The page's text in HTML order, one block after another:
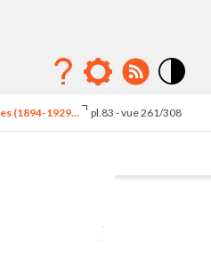
élévé
(1894-1929... pl.83 - vue 261/308